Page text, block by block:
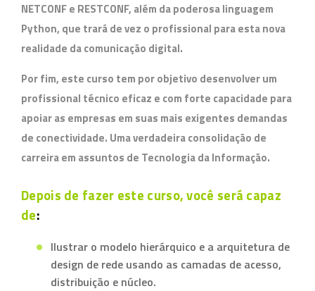
NETCONFe RESTCONF, além da poderosa linguagem
Python, que trará de vez o profissional para esta nova
realidade da comunicação digital.
Por fim, este curso tem por objetivo desenvolver um
profissional técnico eficaz e com forte capacidade para
apoiar as empresas em suas mais exigentes demandas
de conectividade. Uma verdadeira consolidação de
carreira em assuntos de Tecnologia da Informação.
Depois de fazer este curso, você será capaz
de:
Ilustrar o modelo hierárquico e a arquitetura de
design de rede usando as camadas de acesso,
distribuição e núcleo.